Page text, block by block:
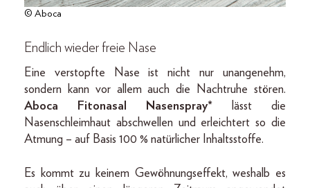
© Aboca
Endlich wieder freie Nase
Eine verstopfte Nase ist nicht nur unangenehm,
sondern kann vor allem auch die Nachtruhe stören.
Aboca
Fitonasal Nasenspray* lässt die
Nasenschleimhaut abschwellen und erleichtert so die
Atmung – auf Basis 100 % natürlicher Inhaltsstoffe.
Es kommt zu keinem Gewöhnungseffekt, weshalb es